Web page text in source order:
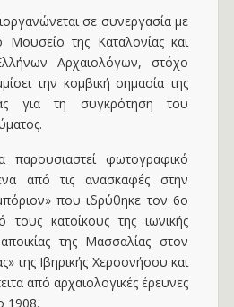
σε συνεργασία με
Μουσείο της Καταλονίας και
Αρχαιολόγων, στόχο
την κομβική σημασία της
για τη συγκρότηση του
παρουσιαστεί φωτογραφικό
από τις ανασκαφές στην
που ιδρύθηκε τον 6ο
κατοίκους της ιωνικής
της Μασσαλίας στον
της Ιβηρικής Χερσονήσου και
από αρχαιολογικές έρευνες
1908.